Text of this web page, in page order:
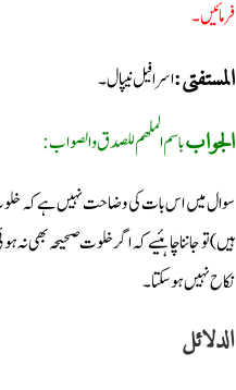
فرمائیں۔
المستفتی:اسرافیل نیپال۔
الجوابباسم الملھم للصدق والصواب:
سوال میں اس بات کی وضاحت نہیں ہے کہ خلوت
ہیں) تو جاننا چاہئیے کہ اگر خلوت صحیحہ
نکاح نہیں ہوسکتا۔
الدلائل